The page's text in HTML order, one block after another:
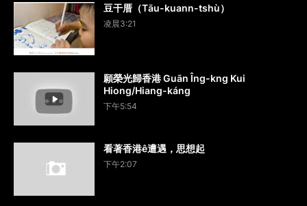
豆干厝（Tāu-kuann-tshù）
凌晨3:21
願榮光歸香港 Guān Îng-kng Kui
Hiong/Hiang-káng
下午5:54
看著香港ê遭遇，思想起
下午2:07